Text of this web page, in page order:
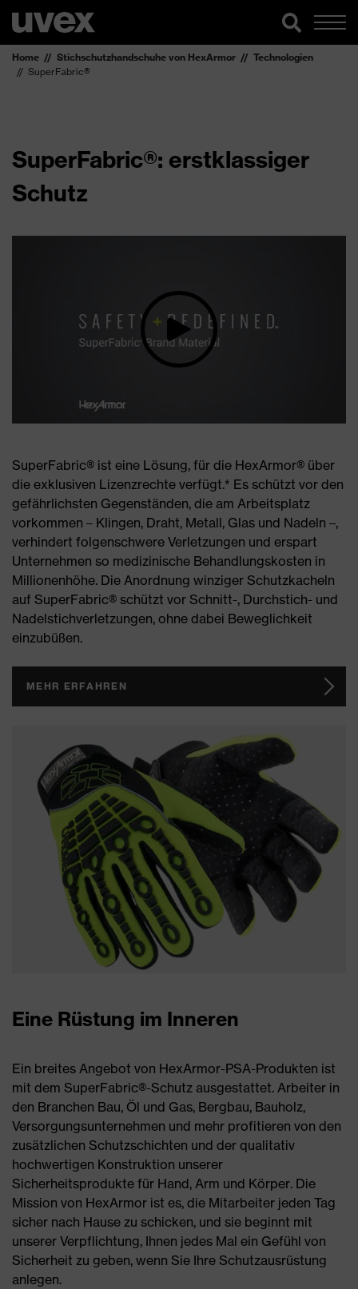
Home Stichschutzhandschuhe von HexArmor
Technologien
SuperFabric®
SuperFabric®: erstklassiger
Schutz
SuperFabric® ist eine Lösung, für die HexArmor® über
die exklusiven Lizenzrechte verfügt.* Es schützt vor den
gefährlichsten Gegenständen, die am Arbeitsplatz
vorkommen – Klingen, Draht, Metall, Glas und Nadeln –,
verhindert folgenschwere Verletzungen und erspart
Unternehmen so medizinische Behandlungskosten in
Millionenhöhe. Die Anordnung winziger Schutzkacheln
auf SuperFabric® schützt vor Schnitt-, Durchstich- und
Nadelstichverletzungen, ohne dabei Beweglichkeit
einzubüßen.
MEHR ERFAHREN
Eine Rüstung im Inneren
Ein breites Angebot von HexArmor-PSA-Produkten ist
mit dem SuperFabric®-Schutz ausgestattet. Arbeiter in
den Branchen Bau, Öl und Gas, Bergbau, Bauholz,
Versorgungsunternehmen und mehr profitieren von den
zusätzlichen Schutzschichten und der qualitativ
hochwertigen Konstruktion unserer
Sicherheitsprodukte für Hand, Arm und Körper. Die
Mission von HexArmor ist es, die Mitarbeiter jeden Tag
sicher nach Hause zu schicken, und sie beginnt mit
unserer Verpflichtung, Ihnen jedes Mal ein Gefühl von
Sicherheit zu geben, wenn Sie Ihre Schutzausrüstung
anlegen.